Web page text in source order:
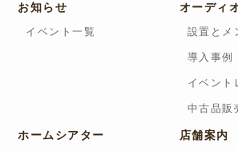
お知らせ
イベント一覧
オーディ
設置とメ
導入事例
イベント
中古品販
ホームシアター 店舗案内